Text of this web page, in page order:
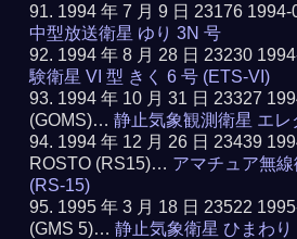
1994 年 7 月 9 日 23176
中型放送衛星 ゆり 3N 号
1994 年 8 月 28 日 23230
験衛星 VI 型 きく 6 号 (ETS-VI)
1994 年 10 月 31 日 23327
(GOMS)…静止気象観測衛星 エレ
1994 年 12 月 26 日 23439
ROSTO (RS15)… アマチュア無
(RS-15)
1995 年 3 月 18 日 23522
(GMS 5)…静止気象衛星 ひまわり